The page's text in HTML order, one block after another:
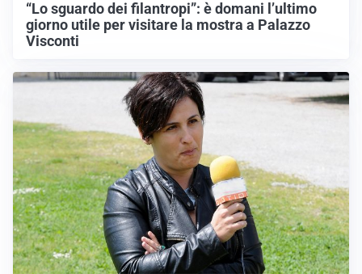
“Lo sguardo dei filantropi”: è domani l’ultimo
giorno utile per visitare la mostra a Palazzo
Visconti